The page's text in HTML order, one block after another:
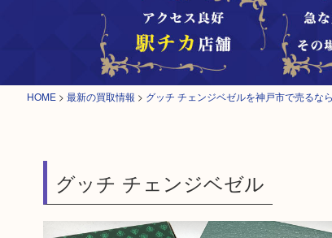
HOME > 最新の買取情報 > グッチ チェンジベゼルを神戸市で売るな
グッチ チェンジベゼル